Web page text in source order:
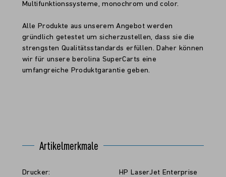
Multifunktionssysteme, monochrom und color.
Alle Produkte aus unserem Angebot werden
gründlich getestet um sicherzustellen, dass sie die
strengsten Qualitätsstandards erfüllen. Daher können
wir für unsere berolina SuperCarts eine
umfangreiche Produktgarantie geben.
Artikelmerkmale
Drucker:
HP LaserJet Enterprise